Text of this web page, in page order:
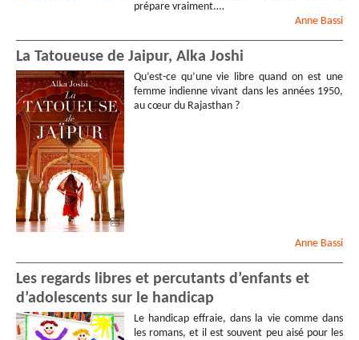
prépare vraiment.…
Anne Bassi
La Tatoueuse de Jaipur, Alka Joshi
Qu’est-ce qu’une vie libre quand on est une
femme indienne vivant dans les années 1950,
au cœur du Rajasthan ?
Anne Bassi
Les regards libres et percutants d’enfants et
d’adolescents sur le handicap
Le handicap effraie, dans la vie comme dans
les romans, et il est souvent peu aisé pour les